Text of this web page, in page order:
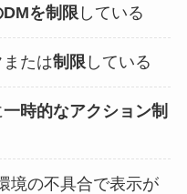
を制限 している
または制限 している
一時的なアクション制
境の不具合で表示が